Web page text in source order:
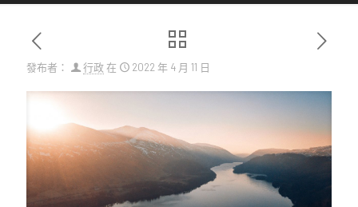
發布者： 行政在 2022 年 4 月 11 日